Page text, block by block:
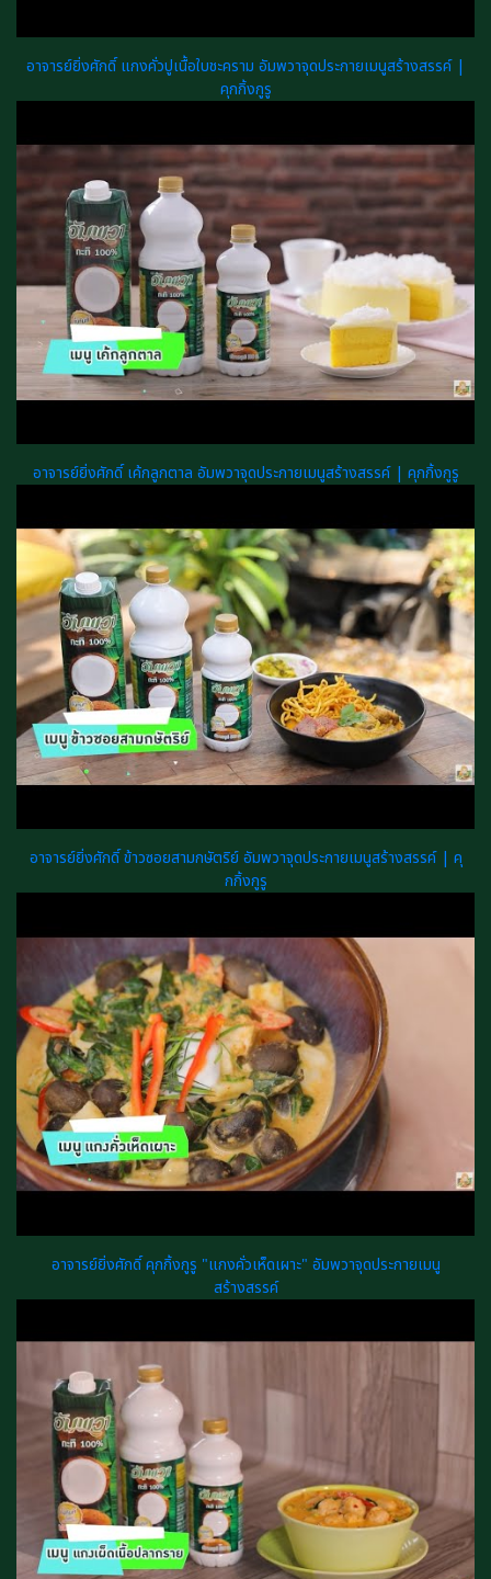
อาจารย์ยิ่งศักดิ์ แกงคั่วปูเนื้อใบชะคราม อัมพวาจุดประกายเมนูสร้างสรรค์ |
คุกกิ้งกูรู
อาจารย์ยิ่งศักดิ์ เค้กลูกตาล อัมพวาจุดประกายเมนูสร้างสรรค์ | คุกกิ้งกูรู
อาจารย์ยิ่งศักดิ์ ข้าวซอยสามกษัตริย์ อัมพวาจุดประกายเมนูสร้างสรรค์ | คุ
กกิ้งกูรู
อาจารย์ยิ่งศักดิ์ คุกกิ้งกูรู "แกงคั่วเห็ดเผาะ" อัมพวาจุดประกายเมนู
สร้างสรรค์